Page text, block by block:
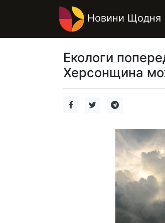
Новини Щодня
Екологи
Херсонщина